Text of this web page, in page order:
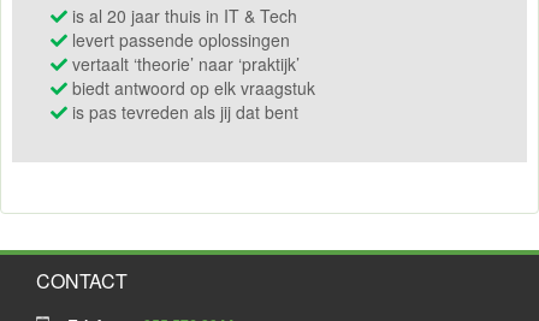
is al 20 jaar thuis in IT & Tech
levert passende oplossingen
vertaalt ‘theorie’ naar ‘praktijk’
biedt antwoord op elk vraagstuk
is pas tevreden als jij dat bent
CONTACT